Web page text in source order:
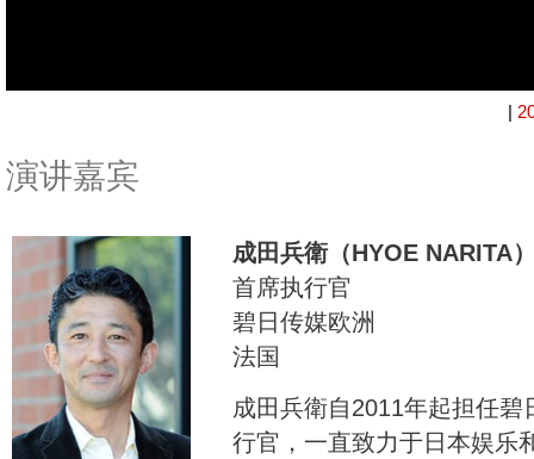
|
演讲嘉宾
成田兵衛（HYOE NARITA
首席执行官
碧日传媒欧洲
法国
成田兵衛自2011年起担任
行官，一直致力于日本娱乐